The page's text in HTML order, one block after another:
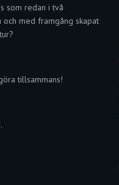
som redan i två
med framgång skapat
tillsammans!
.